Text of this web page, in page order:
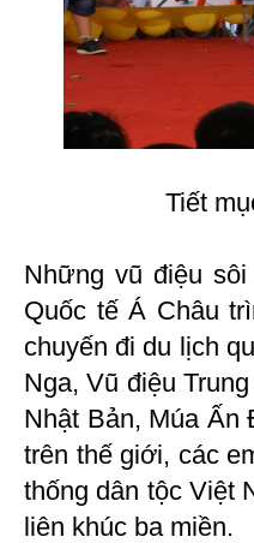
Tiết
Những vũ điệu
Quốc tế Á Châu
chuyến đi du lịch
Nga, Vũ điệu
Nhật Bản, Múa Ấn
trên thế giới, các
thống dân tộc Việt
liên khúc ba miền.